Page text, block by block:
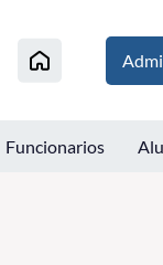
Funcionarios